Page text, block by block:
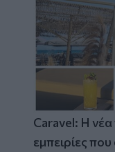
Caravel: Η νέα
εμπειρίες που